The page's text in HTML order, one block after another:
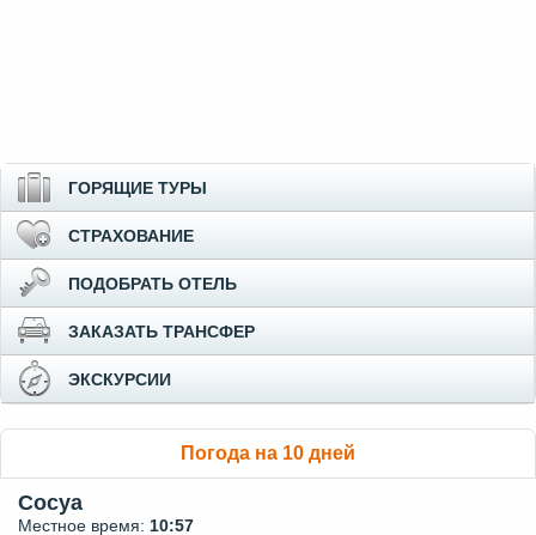
ГОРЯЩИЕ ТУРЫ
СТРАХОВАНИЕ
ПОДОБРАТЬ ОТЕЛЬ
ЗАКАЗАТЬ ТРАНСФЕР
ЭКСКУРСИИ
Погода на 10 дней
Сосуа
Местное время: 10:57